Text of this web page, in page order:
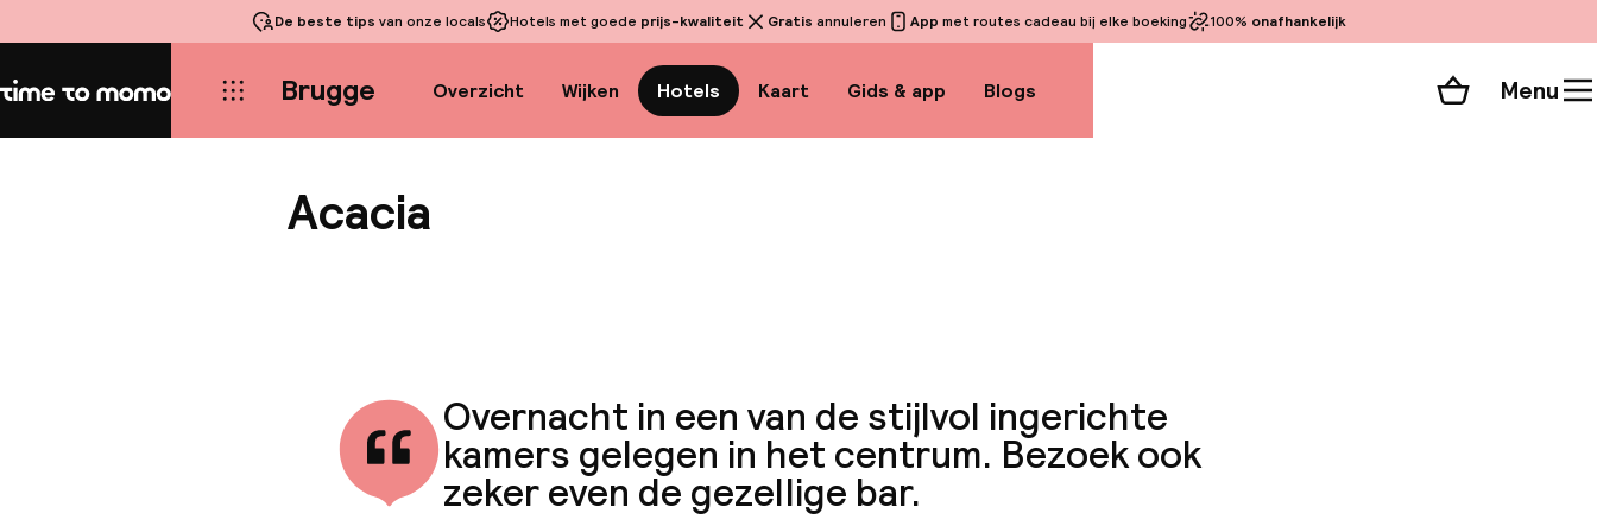
De beste tips van onze locals Hotels met goede prijs-kwaliteit Gratis annuleren App met routes cadeau bij elke boeking 100% onafhankelijk
Home Brugge Overzicht Wijken Hotels Kaart Gids & app Blogs Winkelmand
Menu
Acacia
Overnacht in een van de stijlvol ingerichte
kamers gelegen in het centrum. Bezoek ook
zeker even de gezellige bar.